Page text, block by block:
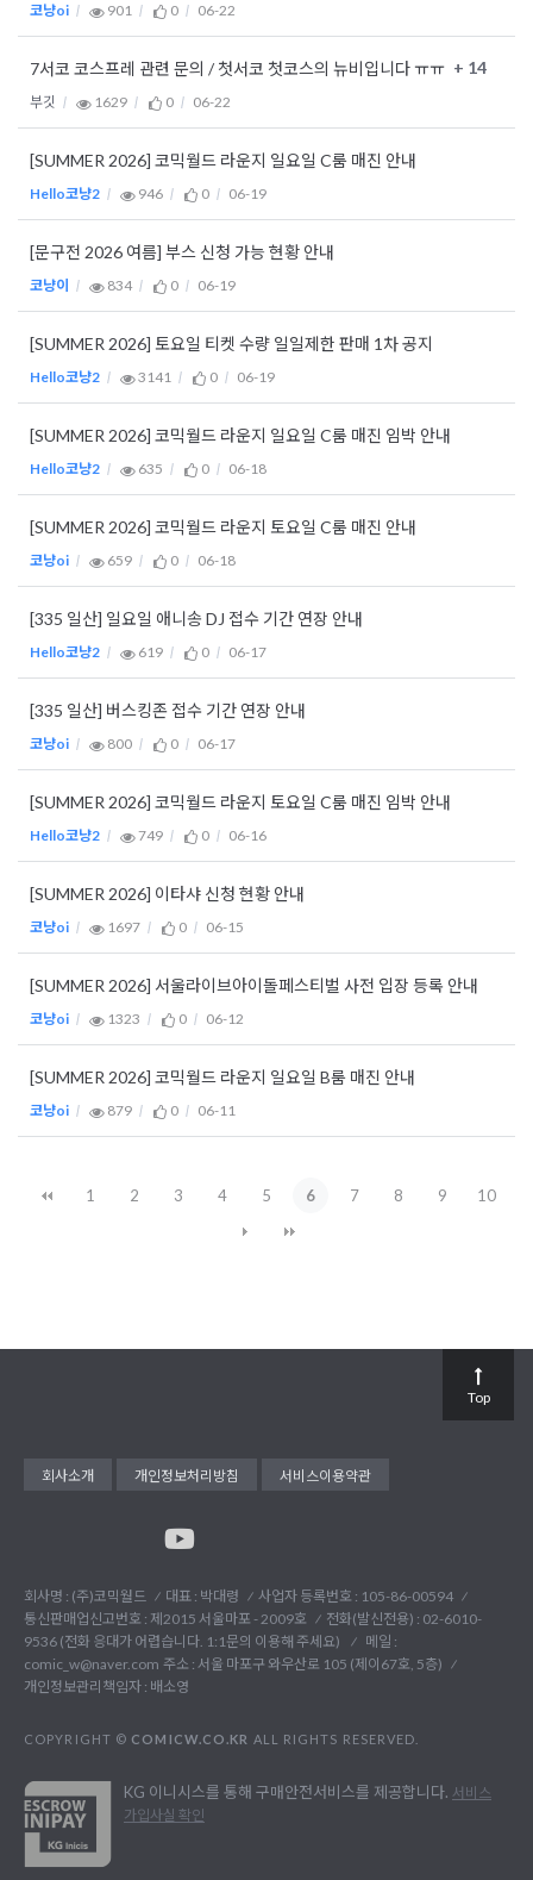
코냥oi 901 0 06-22
7서코 코스프레 관련 문의 / 첫서코 첫코스의 뉴비입니다 ㅠㅠ + 14
부깃 1629 0 06-22
[SUMMER 2026] 코믹월드 라운지 일요일 C룸 매진 안내
Hello코냥2 946 0 06-19
[문구전 2026 여름] 부스 신청 가능 현황 안내
코냥이 834 0 06-19
[SUMMER 2026] 토요일 티켓 수량 일일제한 판매 1차 공지
Hello코냥2 3141 0 06-19
[SUMMER 2026] 코믹월드 라운지 일요일 C룸 매진 임박 안내
Hello코냥2 635 0 06-18
[SUMMER 2026] 코믹월드 라운지 토요일 C룸 매진 안내
코냥oi 659 0 06-18
[335 일산] 일요일 애니송 DJ 접수 기간 연장 안내
Hello코냥2 619 0 06-17
[335 일산] 버스킹존 접수 기간 연장 안내
코냥oi 800 0 06-17
[SUMMER 2026] 코믹월드 라운지 토요일 C룸 매진 임박 안내
Hello코냥2 749 0 06-16
[SUMMER 2026] 이타샤 신청 현황 안내
코냥oi 1697 0 06-15
[SUMMER 2026] 서울라이브아이돌페스티벌 사전 입장 등록 안내
코냥oi 1323 0 06-12
[SUMMER 2026] 코믹월드 라운지 일요일 B룸 매진 안내
코냥oi 879 0 06-11
1 2 3 4 5 6 7 8 9 10
회사소개 개인정보처리방침 서비스이용약관
회사명 : (주)코믹월드 대표 : 박대령
사업자 등록번호 : 105-86-00594
통신판매업신고번호 : 제2015 서울마포 - 2009호
전화(발신전용) : 02-6010-
9536 (전화 응대가 어렵습니다. 1:1문의 이용해 주세요)
메일 :
comic_w@naver.com 주소 : 서울 마포구 와우산로 105 (제이67호, 5층)
개인정보관리책임자 : 배소영
COPYRIGHT © COMICW.CO.KR ALL RIGHTS RESERVED.
KG 이니시스를 통해 구매안전서비스를 제공합니다. 서비스
가입사실 확인
Top